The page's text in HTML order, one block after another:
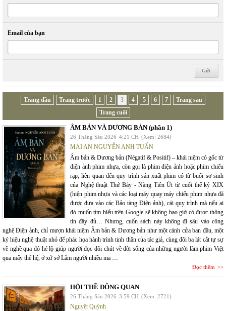
Email của bạn
Trang đầu Trang trước 1 2 3 4 5 6 7
Trang sau
Trang cuối
ÂM BẢN VÀ DƯƠNG BẢN (phần 1)
26 Tháng Sáu 2026 4:21 CH (Xem: 2684)
MAI AN NGUYỄN ANH TUẤN
Âm bản & Dương bản (Négatif & Positif) – khái niệm có gốc từ
điện ảnh phim nhựa, còn gọi là phim điện ảnh hoặc phim chiếu
rạp, liên quan đến quy trình sản xuất phim có từ buổi sơ sinh
của Nghệ thuật Thứ Bảy - Nàng Tiên Út từ cuối thế kỷ XIX
(hiện phim nhựa và các loại máy quay máy chiếu phim nhựa đã
được đưa vào các Bảo tàng Điện ảnh), cái quy trình mà nếu ai
đó muốn tìm hiểu trên Google sẽ không bao giờ có được thông
tin đầy đủ… Nhưng, cuốn sách này không đi sâu vào công
nghệ Điện ảnh, chỉ mượn khái niệm Âm bản & Dương bản như một cánh cửa ban đầu, một
ký hiệu nghệ thuật nhỏ để phác họa hành trình tinh thần của tác giả, cùng đôi ba lát cắt tự sự
về nghề qua đó hé lộ giúp người đọc đôi chút về đời sống của những người làm phim Việt
qua mấy thế hệ, ở xứ sở Lắm người nhiều ma …
Đọc thêm
HỘI THỀ ĐÔNG QUAN
26 Tháng Sáu 2026 3:59 CH (Xem: 2721)
Nguyệt Quỳnh